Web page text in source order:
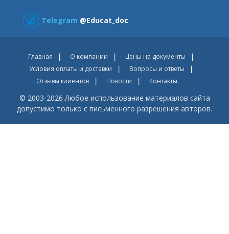
Telegram @Educat_doc
Главная О компании
Цены на документы
Условия оплаты и доставки
Вопросы и ответы
Отзывы клиентов
Новости Контакты
© 2003-2026 Любое использование материалов сайта
допустимо только с письменного разрешения авторов.